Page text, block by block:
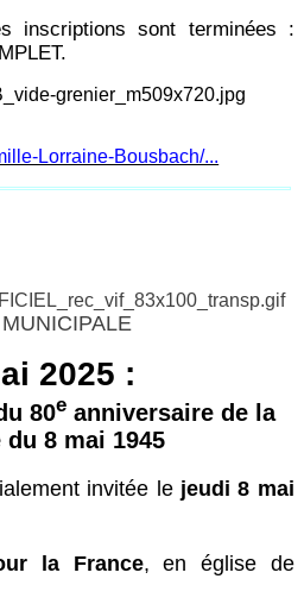
inscriptions sont terminées :
Lorraine-Bousbach/...
2025 :
80e anniversaire de la
8 mai 1945
invitée le jeudi 8 mai
la France, en église de